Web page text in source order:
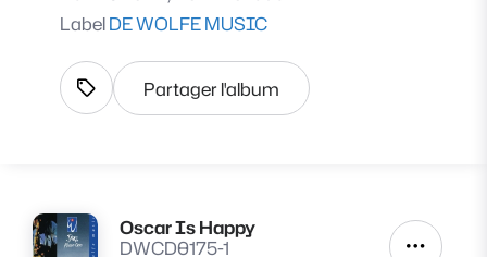
LabelDE WOLFE MUSIC
Afficher les tags
Partager l'album
Lire
Oscar Is Happy
DWCD0175-1